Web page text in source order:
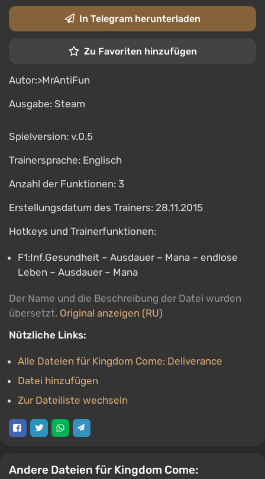
In Telegram herunterladen
Zu Favoriten hinzufügen
Autor:>MrAntiFun
Ausgabe: Steam
Spielversion: v.0.5
Trainersprache: Englisch
Anzahl der Funktionen: 3
Erstellungsdatum des Trainers: 28.11.2015
Hotkeys und Trainerfunktionen:
F1:Inf.Gesundheit – Ausdauer – Mana – endlose
Leben – Ausdauer – Mana
Der Name und die Beschreibung der Datei wurden
übersetzt. Original anzeigen (RU)
Nützliche Links:
Alle Dateien für Kingdom Come: Deliverance
Datei hinzufügen
Zur Dateiliste wechseln
Andere Dateien für Kingdom Come: